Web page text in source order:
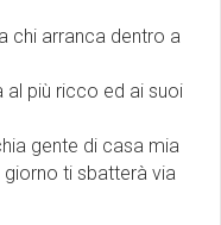
chi arranca dentro a
più ricco ed ai suoi
gente di casa mia
giorno ti sbatterà via